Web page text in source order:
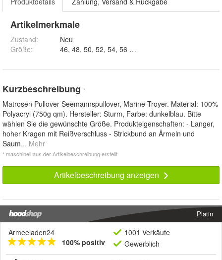
Artikelmerkmale
Zustand:
Neu
Größe:
Kurzbeschreibung *
Matrosen Pullover Seemannspullover, Marine-Troyer. Material: 100%
Polyacryl (750g qm). Hersteller: Sturm, Farbe: dunkelblau. Bitte
wählen Sie die gewünschte Größe. Produkteigenschaften: - Langer,
hoher Kragen mit Reißverschluss - Strickbund an Ärmeln und
Saum... Mehr
* maschinell aus der Artikelbeschreibung erstellt
Artikelbeschreibung anzeigen
Platin
Armeeladen24
100% positiv
1001 Verkäufe
Gewerblich